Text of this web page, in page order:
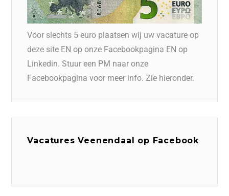
Voor slechts 5 euro plaatsen wij uw vacature op
deze site EN op onze Facebookpagina EN op
Linkedin. Stuur een PM naar onze
Facebookpagina voor meer info. Zie hieronder.
Vacatures Veenendaal op Facebook